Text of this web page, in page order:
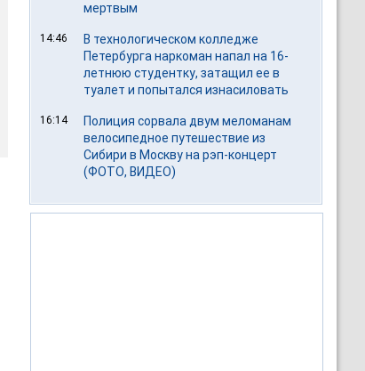
мертвым
14:46
В технологическом колледже
Петербурга наркоман напал на 16-
летнюю студентку, затащил ее в
туалет и попытался изнасиловать
16:14
Полиция сорвала двум меломанам
велосипедное путешествие из
Сибири в Москву на рэп-концерт
(ФОТО, ВИДЕО)